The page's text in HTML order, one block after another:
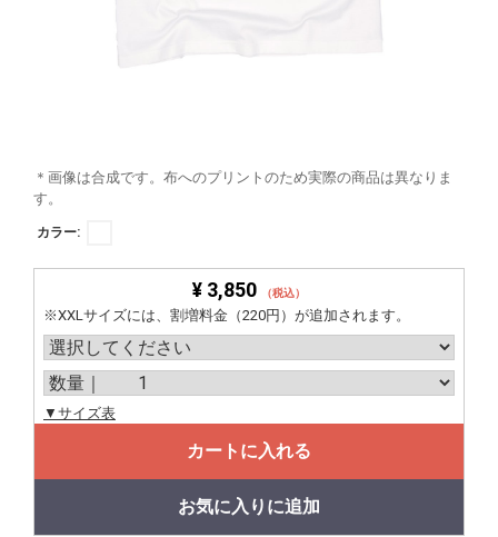
＊画像は合成です。布へのプリントのため実際の商品は異なりま
す。
カラー:
¥ 3,850 （税込）
※XXLサイズには、割増料金（220円）が追加されます。
▼サイズ表
カートに入れる
お気に入りに追加